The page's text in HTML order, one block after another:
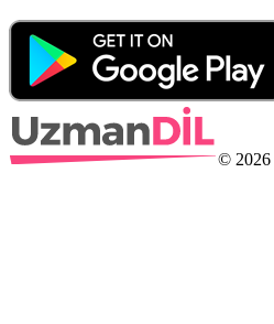
© 2026